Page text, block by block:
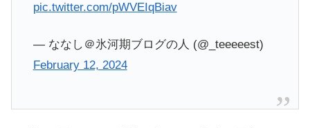
pic.twitter.com/pWVEIqBiav
— ななし＠氷河期ブログの人 (@_teeeeest)
February 12, 2024